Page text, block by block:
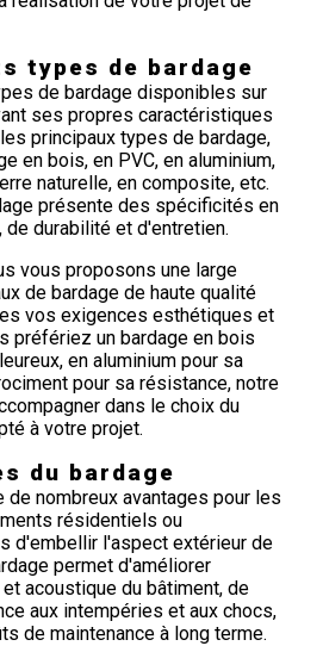
types de bardage
de bardage disponibles sur
ses propres caractéristiques
principaux types de bardage,
en bois, en PVC, en aluminium,
naturelle, en composite, etc.
présente des spécificités en
durabilité et d'entretien.
vous proposons une large
de bardage de haute qualité
vos exigences esthétiques et
préfériez un bardage en bois
en aluminium pour sa
pour sa résistance, notre
dans le choix du
à votre projet.
du bardage
de nombreux avantages pour les
résidentiels ou
d'embellir l'aspect extérieur de
permet d'améliorer
acoustique du bâtiment, de
aux intempéries et aux chocs,
de maintenance à long terme.